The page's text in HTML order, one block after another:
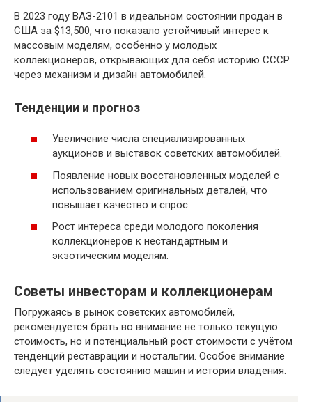
В 2023 году ВАЗ-2101 в идеальном состоянии продан в
США за $13,500, что показало устойчивый интерес к
массовым моделям, особенно у молодых
коллекционеров, открывающих для себя историю СССР
через механизм и дизайн автомобилей.
Тенденции и прогноз
Увеличение числа специализированных
аукционов и выставок советских автомобилей.
Появление новых восстановленных моделей с
использованием оригинальных деталей, что
повышает качество и спрос.
Рост интереса среди молодого поколения
коллекционеров к нестандартным и
экзотическим моделям.
Советы инвесторам и коллекционерам
Погружаясь в рынок советских автомобилей,
рекомендуется брать во внимание не только текущую
стоимость, но и потенциальный рост стоимости с учётом
тенденций реставрации и ностальгии. Особое внимание
следует уделять состоянию машин и истории владения.